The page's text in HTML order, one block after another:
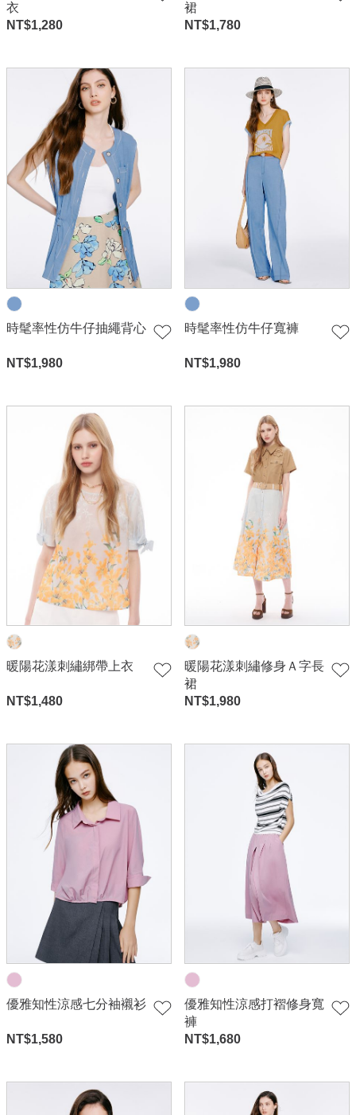
衣
NT$1,280
裙
NT$1,780
時髦率性仿牛仔抽繩背心
NT$1,980
時髦率性仿牛仔寬褲
NT$1,980
暖陽花漾刺繡綁帶上衣
NT$1,480
暖陽花漾刺繡修身Ａ字長
裙
NT$1,980
優雅知性涼感七分袖襯衫
NT$1,580
優雅知性涼感打褶修身寬
褲
NT$1,680